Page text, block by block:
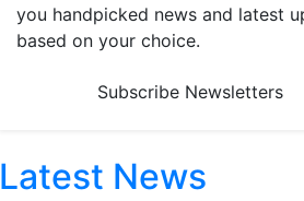
you handpicked news and latest
based on your choice.
Subscribe Newsletters
Latest News